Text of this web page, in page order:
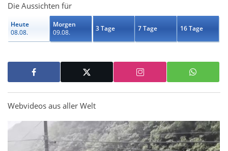
Die Aussichten für
Heute
08.08.
Morgen
09.08.
3 Tage 7 Tage 16 Tage
Webvideos aus aller Welt